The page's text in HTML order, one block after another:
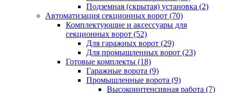
Подземная (скрытая) установка (2)
Автоматизация секционных ворот (70)
Комплектующие и аксессуары для
секционных ворот (52)
Для гаражных ворот (29)
Для промышленных ворот (23)
Готовые комплекты (18)
Гаражные ворота (9)
Промышленные ворота (9)
Высокоинтенсивная работа (7)